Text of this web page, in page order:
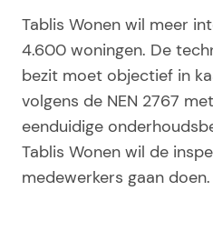
Tablis Wonen wil meer
4.600 woningen. De
bezit moet objectief in
volgens de NEN 2767
eenduidige
Tablis Wonen wil de
medewerkers gaan doen.